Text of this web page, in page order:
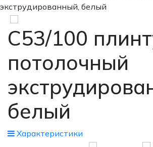
экструдированный, белый
С53/100
потолочный
белый
Xарактеристики